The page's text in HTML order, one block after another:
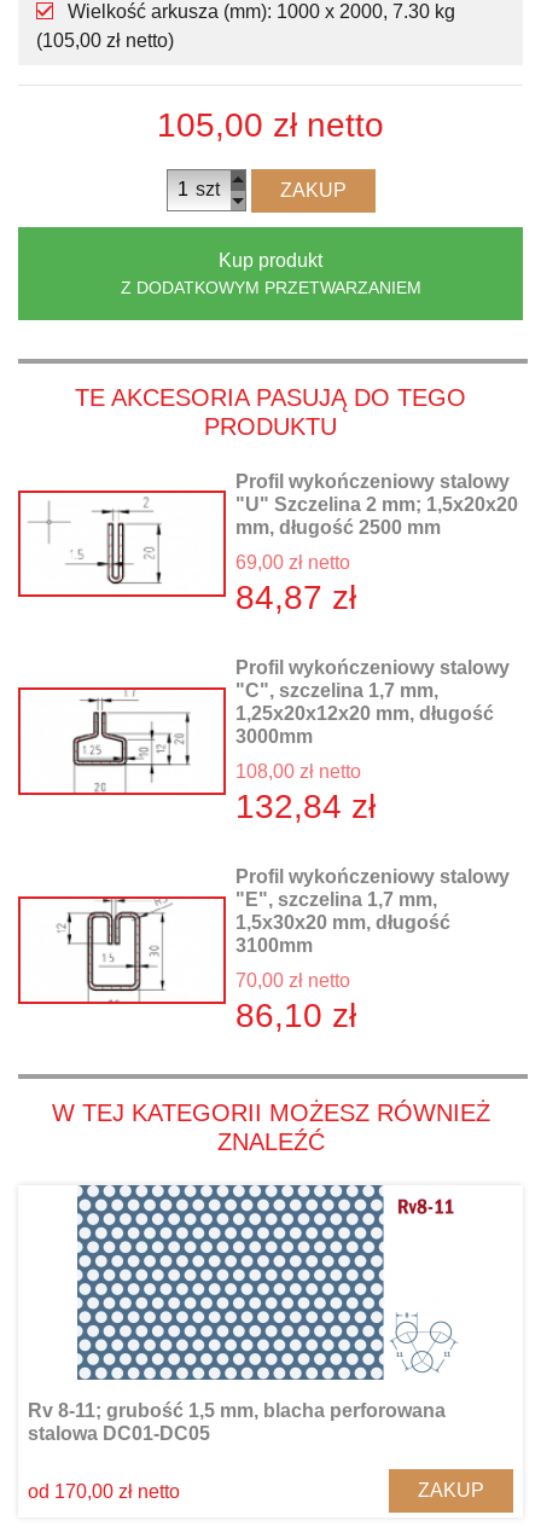
Wielkość arkusza (mm): 1000 x 2000, 7.30 kg
(105,00 zł netto)
105,00 zł netto
szt ZAKUP
Kup produkt
Z DODATKOWYM PRZETWARZANIEM
TE AKCESORIA PASUJĄ DO TEGO
PRODUKTU
Profil wykończeniowy stalowy
"U" Szczelina 2 mm; 1,5x20x20
mm, długość 2500 mm
69,00 zł netto
84,87 zł
Profil wykończeniowy stalowy
"C", szczelina 1,7 mm,
1,25x20x12x20 mm, długość
3000mm
108,00 zł netto
132,84 zł
Profil wykończeniowy stalowy
"E", szczelina 1,7 mm,
1,5x30x20 mm, długość
3100mm
70,00 zł netto
86,10 zł
W TEJ KATEGORII MOŻESZ RÓWNIEŻ
ZNALEŹĆ
Rv 8-11; grubość 1,5 mm, blacha perforowana
stalowa DC01-DC05
od 170,00 zł netto ZAKUP